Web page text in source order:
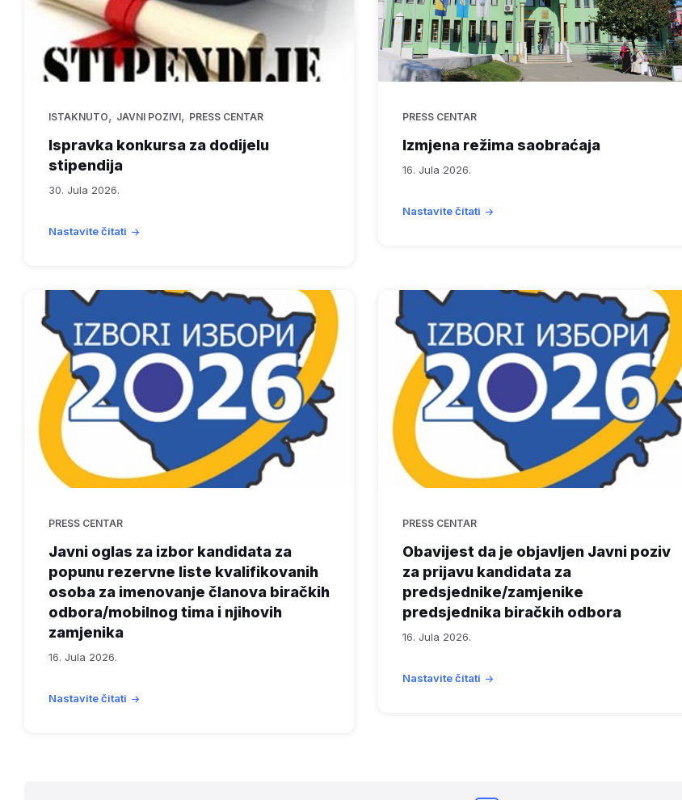
ISTAKNUTO, JAVNI POZIVI, PRESS CENTAR
Ispravka konkursa za dodijelu
stipendija
30. Jula 2026.
Nastavite čitati
PRESS CENTAR
Izmjena režima saobraćaja
16. Jula 2026.
Nastavite čitati
PRESS CENTAR
Javni oglas za izbor kandidata za
popunu rezervne liste kvalifikovanih
osoba za imenovanje članova biračkih
odbora/mobilnog tima i njihovih
zamjenika
16. Jula 2026.
Nastavite čitati
PRESS CENTAR
Obavijest da je objavljen Javni poziv
za prijavu kandidata za
predsjednike/zamjenike
predsjednika biračkih odbora
16. Jula 2026.
Nastavite čitati